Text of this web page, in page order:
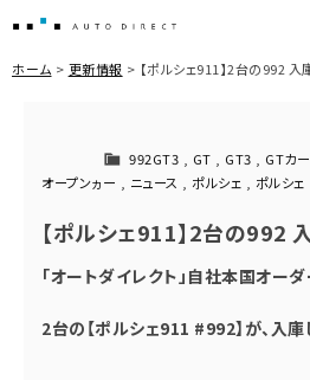
AUTO
ホーム 更新情報 【ポルシェ911】2台の992 入
992GT3
GT GT3 GTカー
オープンヵー
ニュース ポルシェ ポルシ
【ポルシェ911】2台の992
「オートダイレクト」自社本国オー
2台の【ポルシェ911 #992】が、入庫